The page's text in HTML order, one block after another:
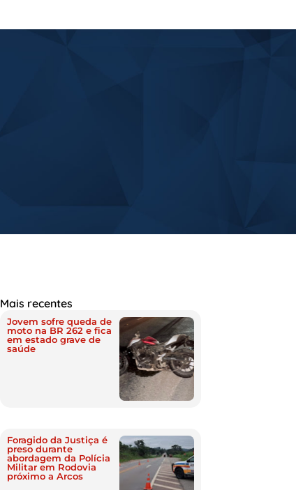
Mais recentes
Jovem sofre queda de
moto na BR 262 e fica
em estado grave de
saúde
Foragido da Justiça é
preso durante
abordagem da Polícia
Militar em Rodovia
próximo a Arcos